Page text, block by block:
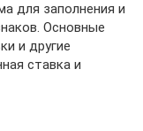
для заполнения и
Основные
и другие
ставка и